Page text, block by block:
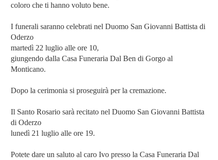
coloro che ti hanno voluto bene.
I funerali saranno celebrati nel Duomo San Giovanni Battista di
Oderzo
martedì 22 luglio alle ore 10,
giungendo dalla Casa Funeraria Dal Ben di Gorgo al
Monticano.
Dopo la cerimonia si proseguirà per la cremazione.
Il Santo Rosario sarà recitato nel Duomo San Giovanni Battista
di Oderzo
lunedì 21 luglio alle ore 19.
Potete dare un saluto al caro Ivo presso la Casa Funeraria Dal